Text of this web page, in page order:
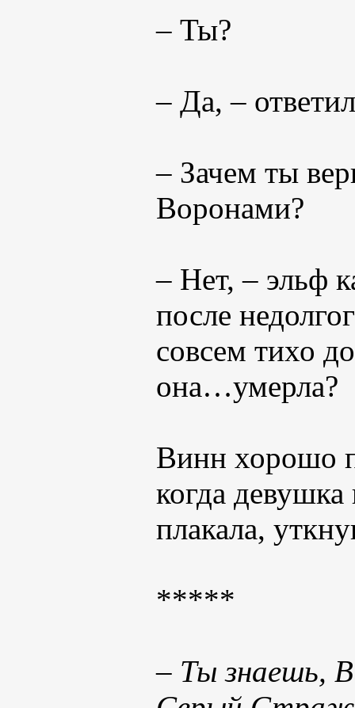
– Ты?
– Да, –
– Зачем ты
Воронами?
– Нет, – эльф
после
совсем тихо
она…умерла?
Винн хорошо
когда
плакала,
*****
– Ты знаешь,